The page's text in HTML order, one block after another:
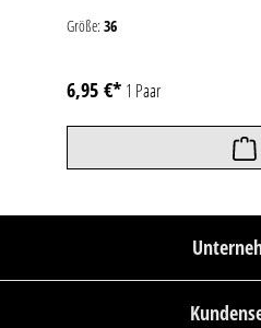
Größe: 36
6,95 €* 1 Paar